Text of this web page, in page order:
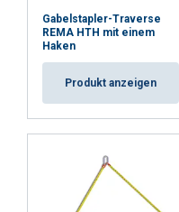
Gabelstapler-Traverse
REMA HTH mit einem
Haken
Produkt anzeigen